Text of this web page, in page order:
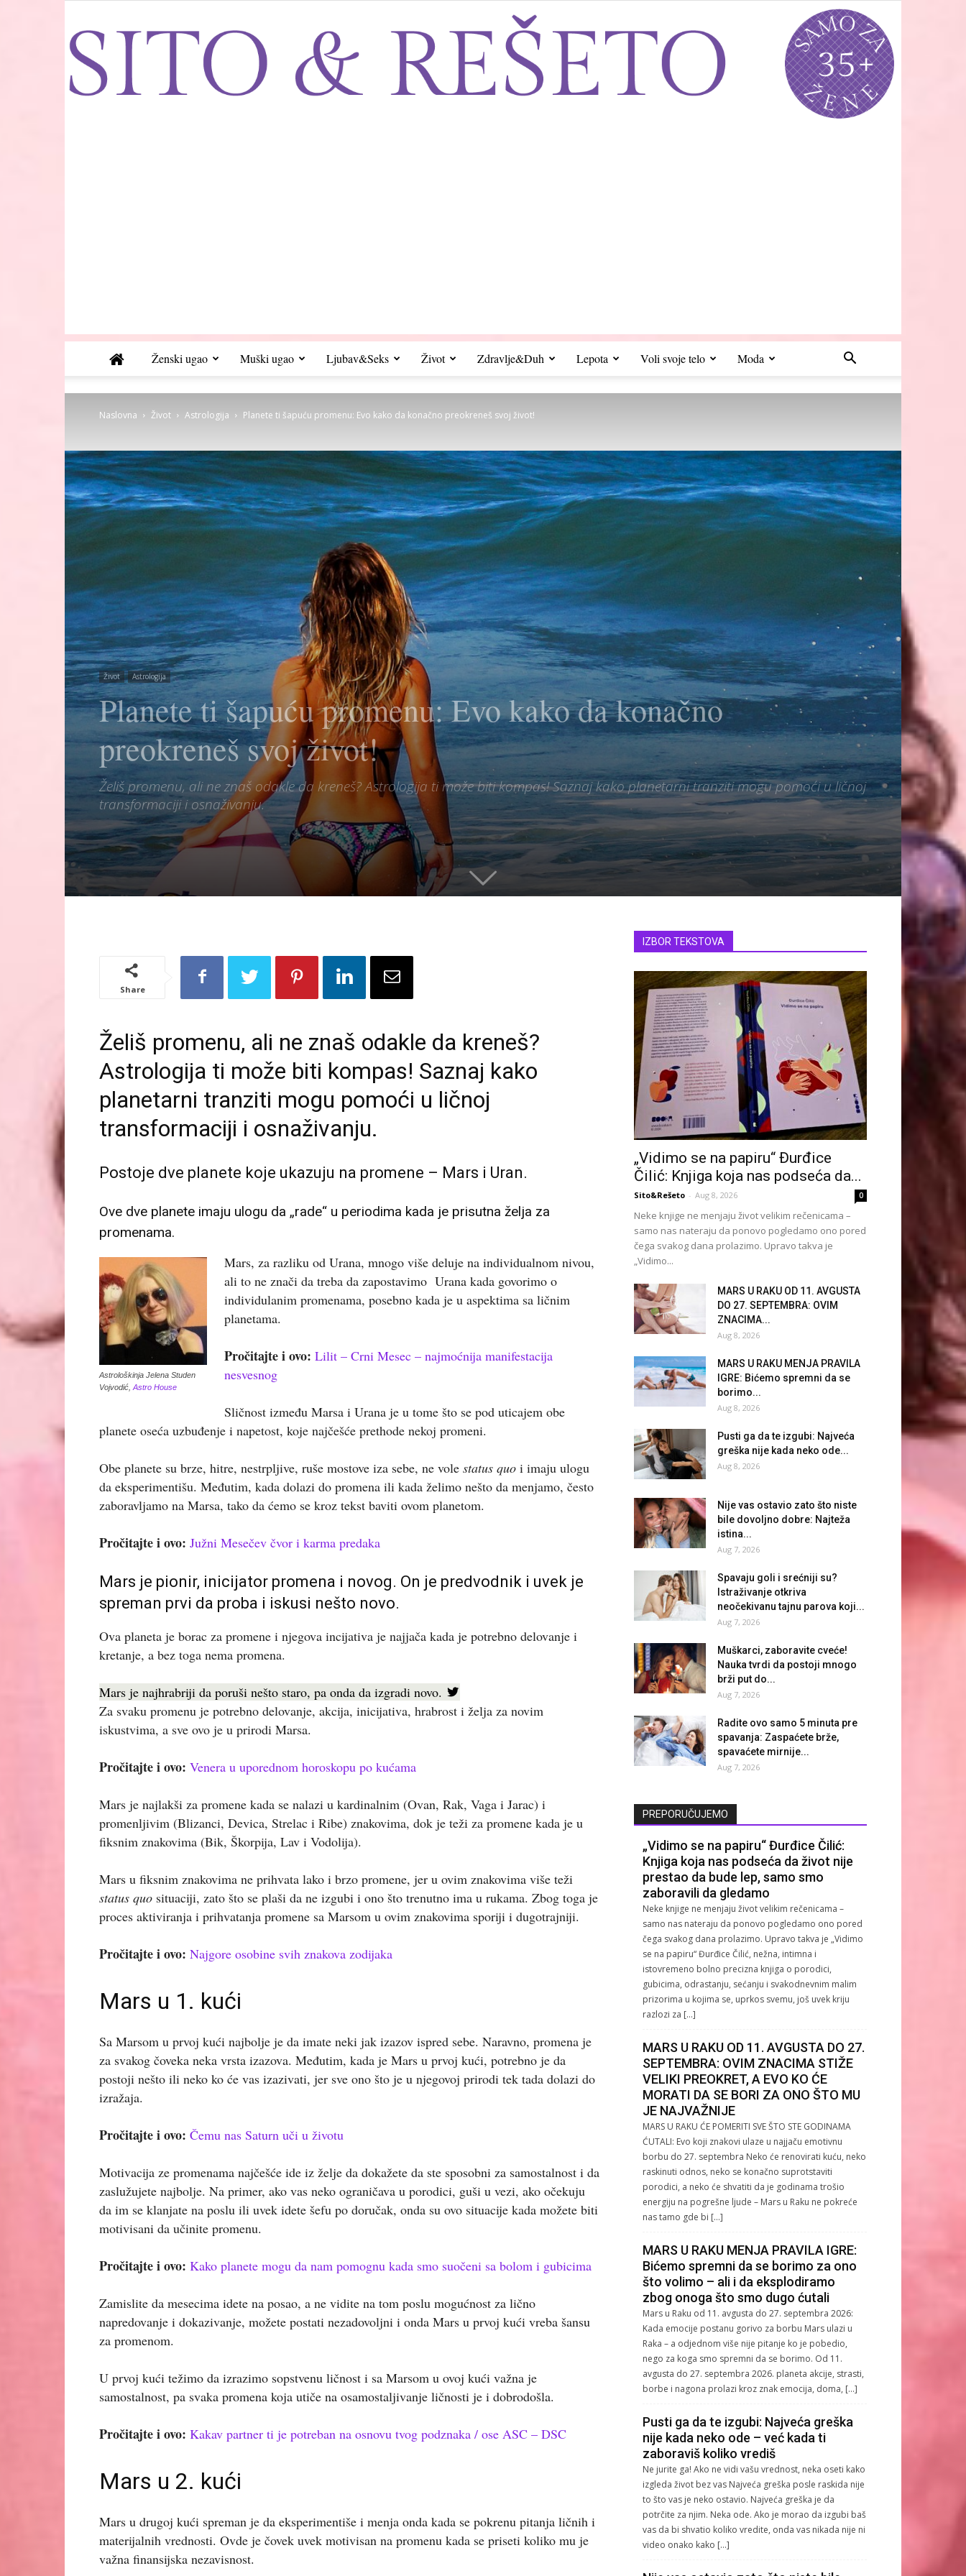
Ženski ugao Muški ugao Ljubav&Seks Život Zdravlje&Duh Lepota Voli svoje telo Moda
Naslovna Život Astrologija Planete ti šapuću promenu: Evo kako da konačno preokreneš svoj život!
Život Astrologija
Planete ti šapuću promenu: Evo kako da konačno
preokreneš svoj život!
Želiš promenu, ali ne znaš odakle da kreneš? Astrologija ti može biti kompas! Saznaj kako planetarni tranziti mogu pomoći u ličnoj
transformaciji i osnaživanju.
Share
Želiš promenu, ali ne znaš odakle da kreneš?
Astrologija ti može biti kompas! Saznaj kako
planetarni tranziti mogu pomoći u ličnoj
transformaciji i osnaživanju.
Postoje dve planete koje ukazuju na promene – Mars i Uran.
Ove dve planete imaju ulogu da „rade“ u periodima kada je prisutna želja za
promenama.
Astrološkinja Jelena Studen
Vojvodić, Astro House
Mars, za razliku od Urana, mnogo više deluje na individualnom nivou,
ali to ne znači da treba da zapostavimo Urana kada govorimo o
individulanim promenama, posebno kada je u aspektima sa ličnim
planetama.
Pročitajte i ovo: Lilit – Crni Mesec – najmoćnija manifestacija
nesvesnog
Sličnost između Marsa i Urana je u tome što se pod uticajem obe
planete oseća uzbuđenje i napetost, koje najčešće prethode nekoj promeni.
Obe planete su brze, hitre, nestrpljive, ruše mostove iza sebe, ne vole status quo i imaju ulogu
da eksperimentišu. Međutim, kada dolazi do promena ili kada želimo nešto da menjamo, često
zaboravljamo na Marsa, tako da ćemo se kroz tekst baviti ovom planetom.
Pročitajte i ovo: Južni Mesečev čvor i karma predaka
Mars je pionir, inicijator promena i novog. On je predvodnik i uvek je
spreman prvi da proba i iskusi nešto novo.
Ova planeta je borac za promene i njegova incijativa je najjača kada je potrebno delovanje i
kretanje, a bez toga nema promena.
Mars je najhrabriji da poruši nešto staro, pa onda da izgradi novo.
Za svaku promenu je potrebno delovanje, akcija, inicijativa, hrabrost i želja za novim
iskustvima, a sve ovo je u prirodi Marsa.
Pročitajte i ovo: Venera u uporednom horoskopu po kućama
Mars je najlakši za promene kada se nalazi u kardinalnim (Ovan, Rak, Vaga i Jarac) i
promenljivim (Blizanci, Devica, Strelac i Ribe) znakovima, dok je teži za promene kada je u
fiksnim znakovima (Bik, Škorpija, Lav i Vodolija).
Mars u fiksnim znakovima ne prihvata lako i brzo promene, jer u ovim znakovima više teži
status quo situaciji, zato što se plaši da ne izgubi i ono što trenutno ima u rukama. Zbog toga je
proces aktiviranja i prihvatanja promene sa Marsom u ovim znakovima sporiji i dugotrajniji.
Pročitajte i ovo: Najgore osobine svih znakova zodijaka
Mars u 1. kući
Sa Marsom u prvoj kući najbolje je da imate neki jak izazov ispred sebe. Naravno, promena je
za svakog čoveka neka vrsta izazova. Međutim, kada je Mars u prvoj kući, potrebno je da
postoji nešto ili neko ko će vas izazivati, jer sve ono što je u njegovoj prirodi tek tada dolazi do
izražaja.
Pročitajte i ovo: Čemu nas Saturn uči u životu
Motivacija ze promenama najčešće ide iz želje da dokažete da ste sposobni za samostalnost i da
zaslužujete najbolje. Na primer, ako vas neko ograničava u porodici, guši u vezi, ako očekuju
da im se klanjate na poslu ili uvek idete šefu po doručak, onda su ovo situacije kada možete biti
motivisani da učinite promenu.
Pročitajte i ovo: Kako planete mogu da nam pomognu kada smo suočeni sa bolom i gubicima
Zamislite da mesecima idete na posao, a ne vidite na tom poslu mogućnost za lično
napredovanje i dokazivanje, možete postati nezadovoljni i onda Mars u prvoj kući vreba šansu
za promenom.
U prvoj kući težimo da izrazimo sopstvenu ličnost i sa Marsom u ovoj kući važna je
samostalnost, pa svaka promena koja utiče na osamostaljivanje ličnosti je i dobrodošla.
Pročitajte i ovo: Kakav partner ti je potreban na osnovu tvog podznaka / ose ASC – DSC
Mars u 2. kući
Mars u drugoj kući spreman je da eksperimentiše i menja onda kada se pokrenu pitanja ličnih i
materijalnih vrednosti. Ovde je čovek uvek motivisan na promenu kada se priseti koliko mu je
važna finansijska nezavisnost.
IZBOR TEKSTOVA
„Vidimo se na papiru“ Đurđice
Čilić: Knjiga koja nas podseća da...
Sito&Rešeto - Aug 8, 2026 0
Neke knjige ne menjaju život velikim rečenicama –
samo nas nateraju da ponovo pogledamo ono pored
čega svakog dana prolazimo. Upravo takva je
„Vidimo...
MARS U RAKU OD 11. AVGUSTA
DO 27. SEPTEMBRA: OVIM
ZNACIMA...
Aug 8, 2026
MARS U RAKU MENJA PRAVILA
IGRE: Bićemo spremni da se
borimo...
Aug 8, 2026
Pusti ga da te izgubi: Najveća
greška nije kada neko ode...
Aug 8, 2026
Nije vas ostavio zato što niste
bile dovoljno dobre: Najteža
istina...
Aug 7, 2026
Spavaju goli i srećniji su?
Istraživanje otkriva
neočekivanu tajnu parova koji...
Aug 7, 2026
Muškarci, zaboravite cveće!
Nauka tvrdi da postoji mnogo
brži put do...
Aug 7, 2026
Radite ovo samo 5 minuta pre
spavanja: Zaspaćete brže,
spavaćete mirnije...
Aug 7, 2026
PREPORUČUJEMO
„Vidimo se na papiru“ Đurđice Čilić:
Knjiga koja nas podseća da život nije
prestao da bude lep, samo smo
zaboravili da gledamo
Neke knjige ne menjaju život velikim rečenicama –
samo nas nateraju da ponovo pogledamo ono pored
čega svakog dana prolazimo. Upravo takva je „Vidimo
se na papiru“ Đurđice Čilić, nežna, intimna i
istovremeno bolno precizna knjiga o porodici,
gubicima, odrastanju, sećanju i svakodnevnim malim
prizorima u kojima se, uprkos svemu, još uvek kriju
razlozi za […]
MARS U RAKU OD 11. AVGUSTA DO 27.
SEPTEMBRA: OVIM ZNACIMA STIŽE
VELIKI PREOKRET, A EVO KO ĆE
MORATI DA SE BORI ZA ONO ŠTO MU
JE NAJVAŽNIJE
MARS U RAKU ĆE POMERITI SVE ŠTO STE GODINAMA
ĆUTALI: Evo koji znakovi ulaze u najjaču emotivnu
borbu do 27. septembra Neko će renovirati kuću, neko
raskinuti odnos, neko se konačno suprotstaviti
porodici, a neko će shvatiti da je godinama trošio
energiju na pogrešne ljude – Mars u Raku ne pokreće
nas tamo gde bi […]
MARS U RAKU MENJA PRAVILA IGRE:
Bićemo spremni da se borimo za ono
što volimo – ali i da eksplodiramo
zbog onoga što smo dugo ćutali
Mars u Raku od 11. avgusta do 27. septembra 2026:
Kada emocije postanu gorivo za borbu Mars ulazi u
Raka – a odjednom više nije pitanje ko je pobedio,
nego za koga smo spremni da se borimo. Od 11.
avgusta do 27. septembra 2026. planeta akcije, strasti,
borbe i nagona prolazi kroz znak emocija, doma, […]
Pusti ga da te izgubi: Najveća greška
nije kada neko ode – već kada ti
zaboraviš koliko vrediš
Ne jurite ga! Ako ne vidi vašu vrednost, neka oseti kako
izgleda život bez vas Najveća greška posle raskida nije
to što vas je neko ostavio. Najveća greška je da
potrčite za njim. Neka ode. Ako je morao da izgubi baš
vas da bi shvatio koliko vredite, onda vas nikada nije ni
video onako kako […]